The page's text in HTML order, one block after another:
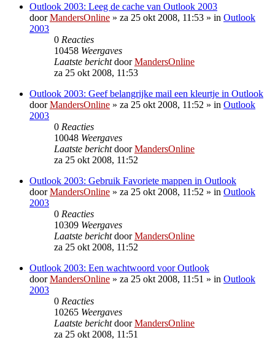
Outlook 2003: Leeg de cache van Outlook 2003
doorMandersOnline » za 25 okt 2008, 11:53 » in Outlook
2003
0 Reacties
10458 Weergaves
Laatste berichtdoorMandersOnline
za 25 okt 2008, 11:53
Outlook 2003: Geef belangrijke mail een kleurtje in Outlook
doorMandersOnline » za 25 okt 2008, 11:52 » in Outlook
2003
0 Reacties
10048 Weergaves
Laatste berichtdoorMandersOnline
za 25 okt 2008, 11:52
Outlook 2003: Gebruik Favoriete mappen in Outlook
doorMandersOnline » za 25 okt 2008, 11:52 » in Outlook
2003
0 Reacties
10309 Weergaves
Laatste berichtdoorMandersOnline
za 25 okt 2008, 11:52
Outlook 2003: Een wachtwoord voor Outlook
doorMandersOnline » za 25 okt 2008, 11:51 » in Outlook
2003
0 Reacties
10265 Weergaves
Laatste berichtdoorMandersOnline
za 25 okt 2008, 11:51